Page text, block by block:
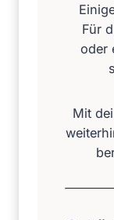
Für
oder
Mit